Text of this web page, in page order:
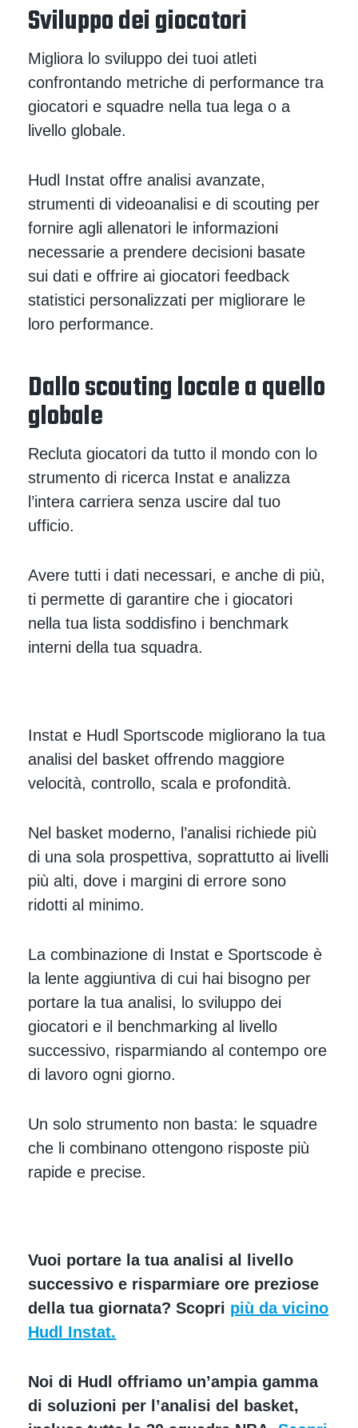
Sviluppo dei giocatori
Migliora lo sviluppo dei tuoi atleti
confrontando metriche di performance tra
giocatori e squadre nella tua lega o a
livello globale.
Hudl Instat offre analisi avanzate,
strumenti di videoanalisi e di scouting per
fornire agli allenatori le informazioni
necessarie a prendere decisioni basate
sui dati e offrire ai giocatori feedback
statistici personalizzati per migliorare le
loro performance.
Dallo scouting locale a quello
globale
Recluta giocatori da tutto il mondo con lo
strumento di ricerca Instat e analizza
l’intera carriera senza uscire dal tuo
ufficio.
Avere tutti i dati necessari, e anche di più,
ti permette di garantire che i giocatori
nella tua lista soddisfino i benchmark
interni della tua squadra.
Instat e Hudl Sportscode migliorano la tua
analisi del basket offrendo maggiore
velocità, controllo, scala e profondità.
Nel basket moderno, l’analisi richiede più
di una sola prospettiva, soprattutto ai livelli
più alti, dove i margini di errore sono
ridotti al minimo.
La combinazione di Instat e Sportscode è
la lente aggiuntiva di cui hai bisogno per
portare la tua analisi, lo sviluppo dei
giocatori e il benchmarking al livello
successivo, risparmiando al contempo ore
di lavoro ogni giorno.
Un solo strumento non basta: le squadre
che li combinano ottengono risposte più
rapide e precise.
Vuoi portare la tua analisi al livello
successivo e risparmiare ore preziose
della tua giornata? Scopri più da vicino
Hudl Instat.
Noi di Hudl offriamo un’ampia gamma
di soluzioni per l’analisi del basket,